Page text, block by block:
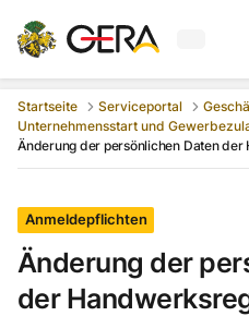
Startseite Serviceportal
Unternehmensstart und
Änderung der persönlichen Daten
Anmeldepflichten
Änderung der
der